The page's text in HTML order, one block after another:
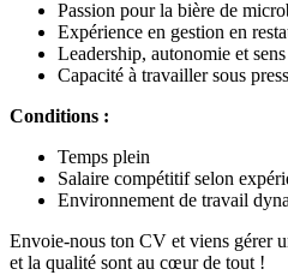
Passion pour la bière de
Expérience en gestion en
Leadership, autonomie et
Capacité à travailler sous
Conditions :
Temps plein
Salaire compétitif selon
Environnement de travail
Envoie-nous ton CV et viens gérer
et la qualité sont au cœur de tout !